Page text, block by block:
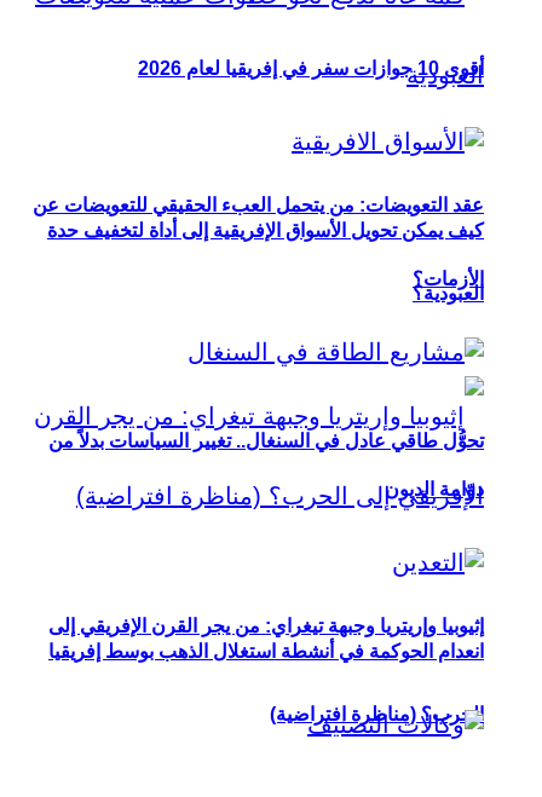
عقد التعويضات: من يتحمل العبء الحقيقي للتعويضات عن
العبودية؟
إثيوبيا وإريتريا وجبهة تيغراي: من يجر القرن الإفريقي إلى
الحرب؟ (مناظرة افتراضية)
أقوى 10 جوازات سفر في إفريقيا لعام 2026
كيف يمكن تحويل الأسواق الإفريقية إلى أداة لتخفيف حدة
الأزمات؟
تحوُّل طاقي عادل في السنغال.. تغيير السياسات بدلاً من
دوّامة الديون
انعدام الحوكمة في أنشطة استغلال الذهب بوسط إفريقيا